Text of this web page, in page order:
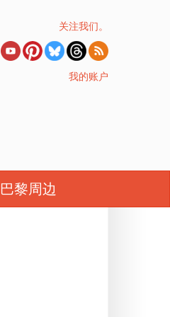
关注我们。
我的账户
巴黎周边